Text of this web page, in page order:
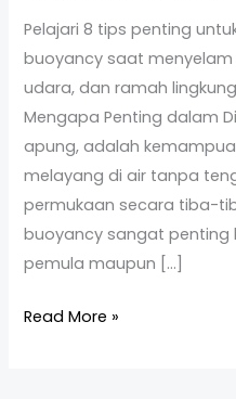
Pelajari 8 tips penting
buoyancy saat
udara, dan ramah
Mengapa Penting dalam
apung, adalah
melayang di air tanpa
permukaan secara tiba-
buoyancy sangat penting
pemula maupun […]
Read More »